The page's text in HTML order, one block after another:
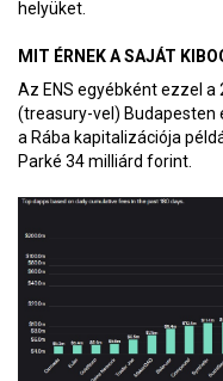
helyüket.
MIT ÉRNEK A SAJÁT
Az ENS egyébként ezzel
(treasury-vel) Budapesten
a Rába kapitalizációja
Parké 34 milliárd forint.